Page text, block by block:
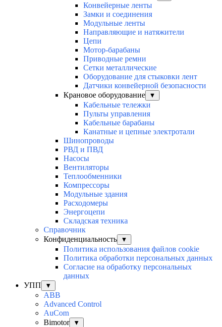
Конвейерные ленты
Замки и соединения
Модульные ленты
Направляющие и натяжители
Цепи
Мотор-барабаны
Приводные ремни
Сетки металлические
Оборудование для стыковки лент
Датчики конвейерной безопасности
Крановое оборудование
▼
Кабельные тележки
Пульты управления
Кабельные барабаны
Канатные и цепные электротали
Шинопроводы
РВД и ПВД
Насосы
Вентиляторы
Теплообменники
Компрессоры
Модульные здания
Расходомеры
Энергоцепи
Складская техника
Справочник
Конфиденциальность
▼
Политика использования файлов cookie
Политика обработки персональных данных
Согласие на обработку персональных
данных
УПП
▼
ABB
Advanced Control
AuСom
Bimotor
▼